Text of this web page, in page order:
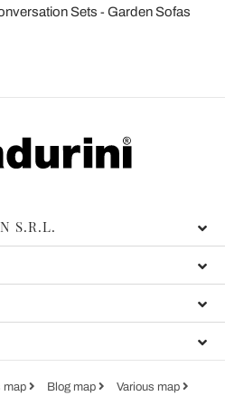
di analisi dei dati web,
quali potrebbero combinarle
Sets
Garden Sofas
S.R.L.
map Blog map Various map